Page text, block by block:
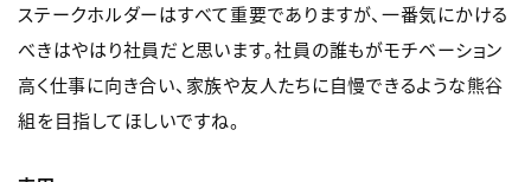
ステークホルダーはすべて重要でありますが、一番気にかける
べきはやはり社員だと思います。社員の誰もがモチベーション
高く仕事に向き合い、家族や友人たちに自慢できるような熊谷
組を目指してほしいですね。